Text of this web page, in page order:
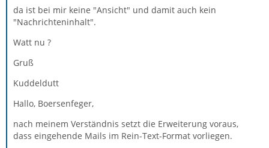
da ist bei mir keine "Ansicht" und damit auch kein
"Nachrichteninhalt".
Watt nu ?
Gruß
Kuddeldutt
Hallo, Boersenfeger,
nach meinem Verständnis setzt die Erweiterung voraus,
dass eingehende Mails im Rein-Text-Format vorliegen.